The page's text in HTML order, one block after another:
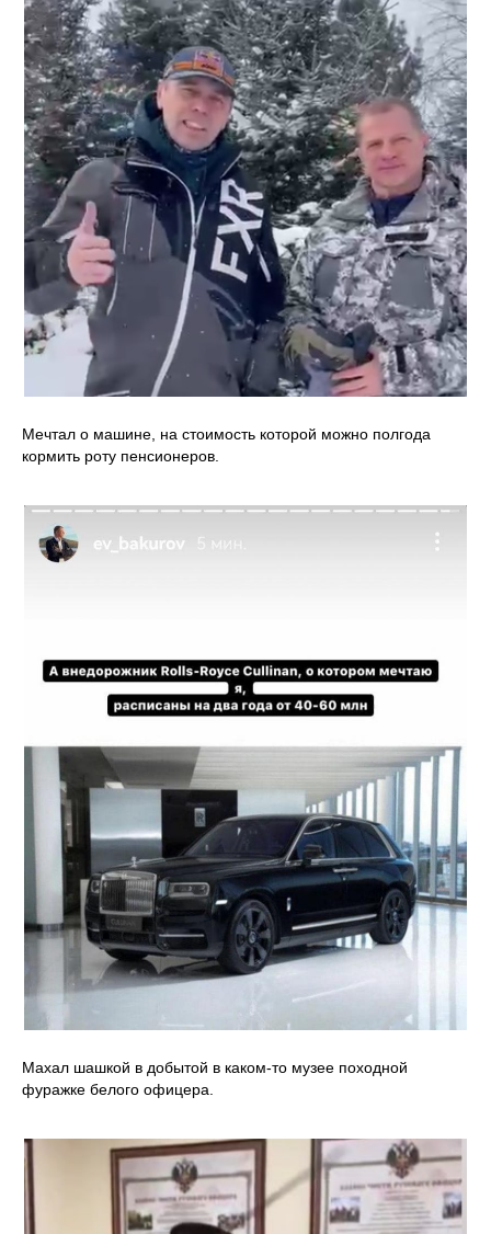
Мечтал о машине, на стоимость которой можно полгода
кормить роту пенсионеров.
Махал шашкой в добытой в каком-то музее походной
фуражке белого офицера.